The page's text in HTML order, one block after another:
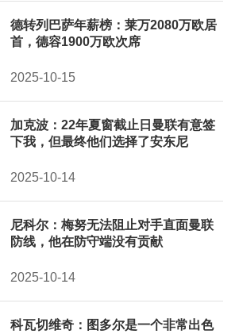
德转列巴萨年薪榜：莱万2080万欧居
首，德容1900万欧次席
2025-10-15
加克波：22年夏窗截止日曼联有意签
下我，但最终他们选择了安东尼
2025-10-14
尼科尔：梅努无法阻止对手直面曼联
防线，他在防守端没有贡献
2025-10-14
科瓦切维奇：图多尔是一个非常出色